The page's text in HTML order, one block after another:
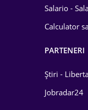
Salario -
Calculator
PARTENERI
Știri -
Jobradar24